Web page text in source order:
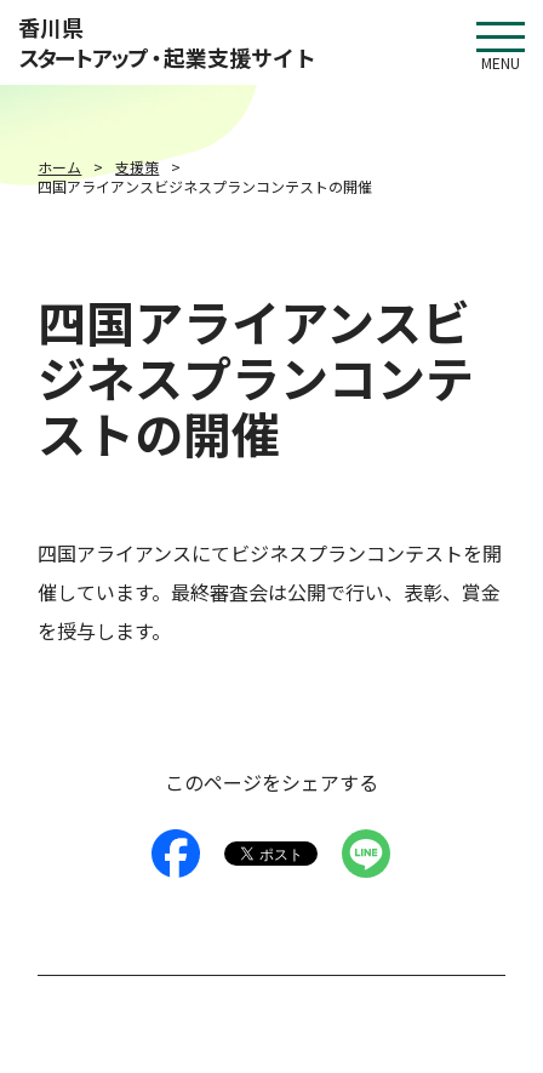
香川県
スタートアップ・起業支援サイト MENU
ホーム
支援策
四国アライアンスビジネスプランコンテストの開催
四国アライアンスビ
ジネスプランコンテ
ストの開催
四国アライアンスにてビジネスプランコンテストを開
催しています。最終審査会は公開で行い、表彰、賞金
を授与します。
このページをシェアする